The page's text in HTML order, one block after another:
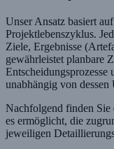
Unser Ansatz basiert
Projektlebenszyklus.
Ziele, Ergebnisse
gewährleistet planbare
Entscheidungsprozesse
unabhängig von
Nachfolgend finden Sie
es ermöglicht, die
jeweiligen